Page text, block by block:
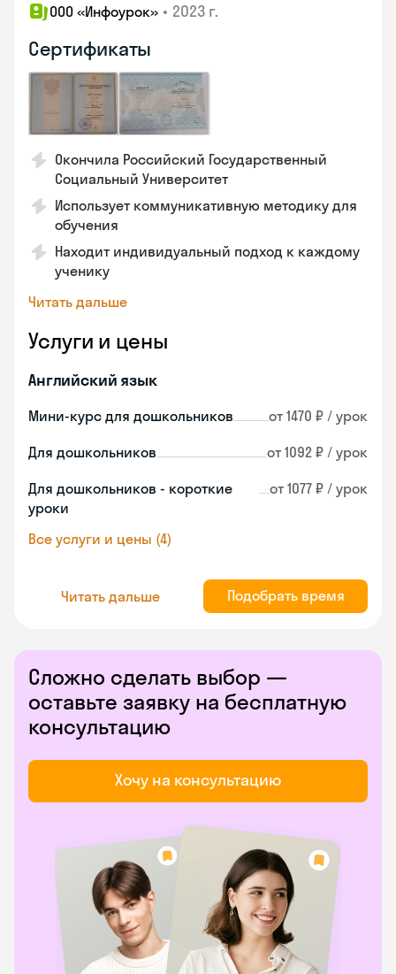
ООО «Инфоурок» • 2023 г.
Сертификаты
Окончила Российский Государственный
Социальный Университет
Использует коммуникативную методику для
обучения
Находит индивидуальный подход к каждому
ученику
Читать дальше
Услуги и цены
Английский язык
Мини-курс для дошкольников от 1470 ₽ / урок
Для дошкольников от 1092 ₽ / урок
Для дошкольников - короткие
уроки
от 1077 ₽ / урок
Все услуги и цены (4)
Читать дальше Подобрать время
Сложно сделать выбор —
оставьте заявку на бесплатную
консультацию
Хочу на консультацию